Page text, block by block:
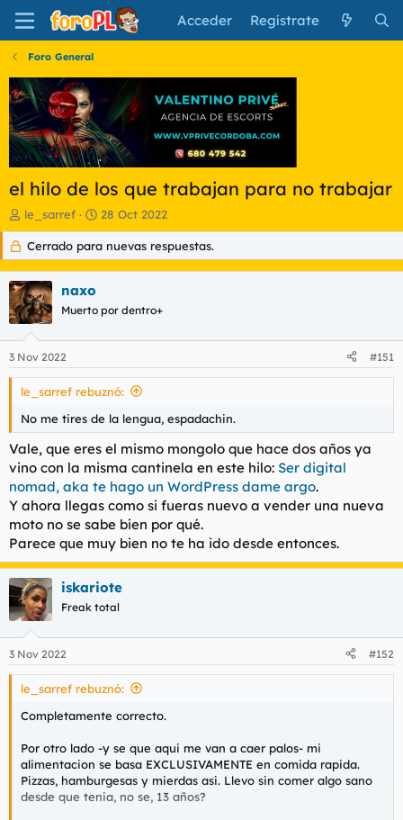
Acceder Regístrate
Foro General
el hilo de los que trabajan para no trabajar
I
n
c
i
a
d
o
r
d
e
l
e
a
le_sarref
F
e
c
h
e
n
c
i
28 Oct 2022
Cerrado para nuevas respuestas.
naxo
Muerto por dentro+
3 Nov 2022 #151
le_sarref rebuznó:
No me tires de la lengua, espadachin.
Vale, que eres el mismo mongolo que hace dos años ya
vino con la misma cantinela en este hilo: Ser digital
nomad, aka te hago un WordPress dame argo.
Y ahora llegas como si fueras nuevo a vender una nueva
moto no se sabe bien por qué.
Parece que muy bien no te ha ido desde entonces.
iskariote
Freak total
3 Nov 2022 #152
le_sarref rebuznó:
Completamente correcto.
Por otro lado -y se que aqui me van a caer palos- mi
alimentacion se basa EXCLUSIVAMENTE en comida rapida.
Pizzas, hamburgesas y mierdas asi. Llevo sin comer algo sano
desde que tenia, no se, 13 años?